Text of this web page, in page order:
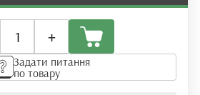
дільник
FBT
5%-95%
SC/UPC
+
Задати питання
по товару